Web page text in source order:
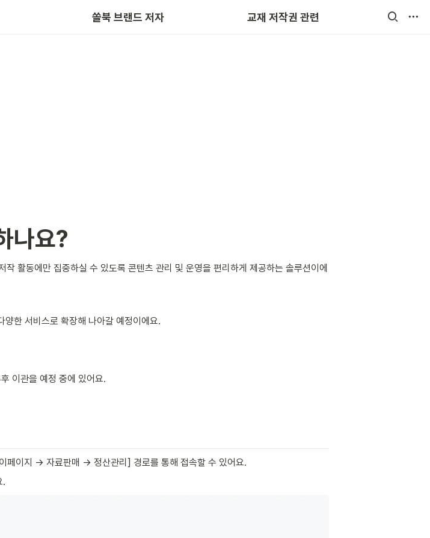
쏠북 브랜드 저자 교재 저작권 관련
저작권 라이선스 구매
나요?
활동에만 집중하실 수 있도록 콘텐츠 관리 및 운영을 편리하게 제공하는 솔루션이에
한 서비스로 확장해 나아갈 예정이에요.
이관을 예정 중에 있어요.
페이지 → 자료판매 → 정산관리] 경로를 통해 접속할 수 있어요.
.